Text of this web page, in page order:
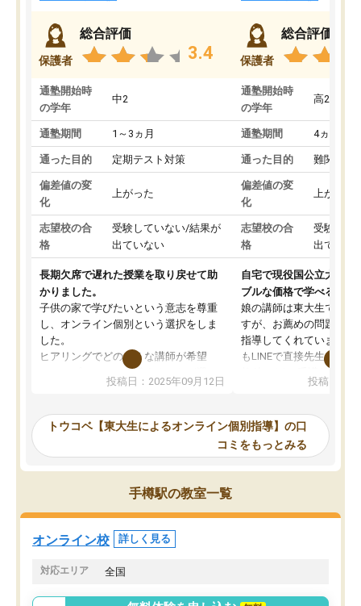
保護者
総合評価
3.4
通塾開始時
の学年
中2
通塾期間 1～3ヵ月
通った目的 定期テスト対策
偏差値の変
化
上がった
志望校の合
格
受験していない/結果が
出ていない
長期欠席で遅れた授業を取り戻せて助
かりました。
子供の家で学びたいという意志を尊重
し、オンライン個別という選択をしま
した。
ヒアリングでどのような講師が希望
か、オプションは付帯するかなど選ぶ
事が出来ました。
ーティングを行い、その講師で良いか
見てから講師を決定する事ができま
す。
うちの子は、初回面談の講師の方で決
オンラインツールを使用した単語帳の
共有があり宿題もそちらで出される形
でした。
言う事で講師変更の申し出があり、あ
投稿日：2025年09月12日
保護者
総合評価
通塾開始時
の学年
高2
通塾期間 4ヵ月～1
通った目的 難関私立
偏差値の変
化
上がった
志望校の合
格
受験して
出ていな
自宅で現役国公立大学生
ブルな価格で学べる
娘の講師は東大生では無
すが、お薦めの問題集や
指導してくれています。
もLINEで直接先生に質問
めれるので、個人に合
いなのがあり(有料)、受
ことをどんなスケジュー
くか相談したのですが、
ち期待したものではなく
くなってきたようなので
投稿日：
トウコベ【東大生によるオンライン個別指導】の口
コミをもっとみる
手樽駅の教室一覧
オンライン校 詳しく見る
対応エリア 全国